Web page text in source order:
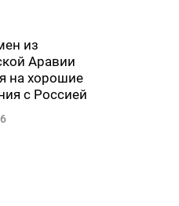
из
Аравии
на хорошие
с Россией